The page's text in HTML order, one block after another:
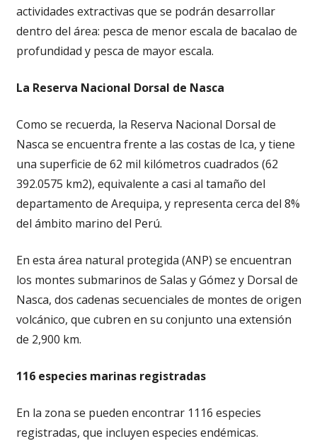
actividades extractivas que se podrán desarrollar
dentro del área: pesca de menor escala de bacalao de
profundidad y pesca de mayor escala.
La Reserva Nacional Dorsal de Nasca
Como se recuerda, la Reserva Nacional Dorsal de
Nasca se encuentra frente a las costas de Ica, y tiene
una superficie de 62 mil kilómetros cuadrados (62
392.0575 km2), equivalente a casi al tamaño del
departamento de Arequipa, y representa cerca del 8%
del ámbito marino del Perú.
En esta área natural protegida (ANP) se encuentran
los montes submarinos de Salas y Gómez y Dorsal de
Nasca, dos cadenas secuenciales de montes de origen
volcánico, que cubren en su conjunto una extensión
de 2,900 km.
116 especies marinas registradas
En la zona se pueden encontrar 1116 especies
registradas, que incluyen especies endémicas.